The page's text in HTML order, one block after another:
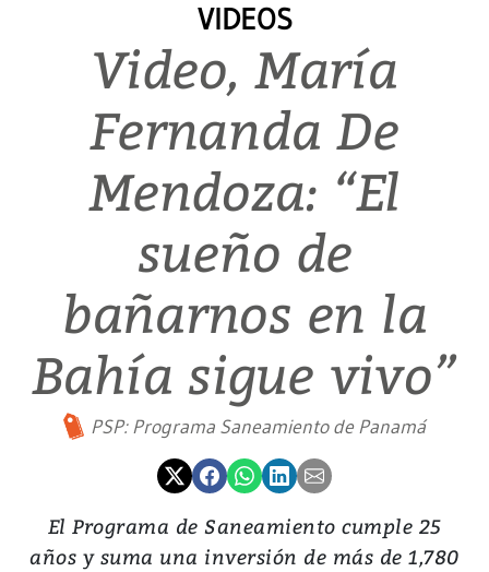
VIDEOS
Video, María
Fernanda De
Mendoza: “El
sueño de
bañarnos en la
Bahía sigue vivo”
PSP: Programa Saneamiento de Panamá
El Programa de Saneamiento cumple 25
años y suma una inversión de más de 1,780